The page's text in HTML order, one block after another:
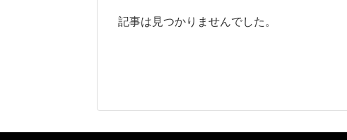
記事は見つかりませんでした。